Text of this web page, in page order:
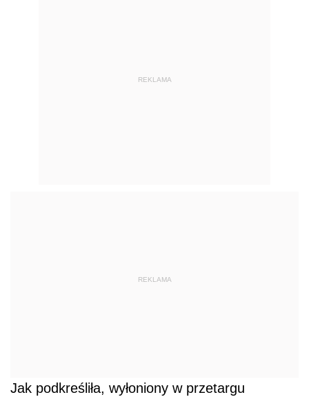
REKLAMA
REKLAMA
Jak podkreśliła, wyłoniony w przetargu